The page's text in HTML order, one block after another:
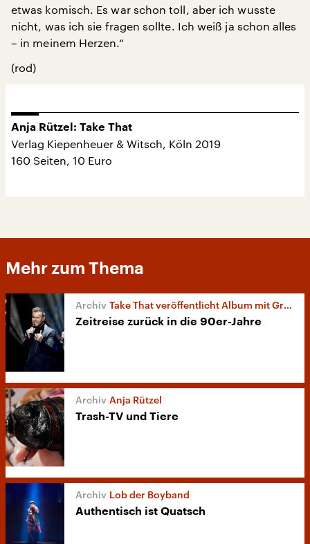
etwas komisch. Es war schon toll, aber ich wusste
nicht, was ich sie fragen sollte. Ich weiß ja schon alles
– in meinem Herzen.“
(rod)
Anja Rützel: Take That
Verlag Kiepenheuer & Witsch, Köln 2019
160 Seiten, 10 Euro
Mehr zum Thema
Take That veröffentlicht Album mit Greatest Hits
Zeitreise zurück in die 90er-Jahre
Anja Rützel
Trash-TV und Tiere
Lob der Boyband
Authentisch ist Quatsch